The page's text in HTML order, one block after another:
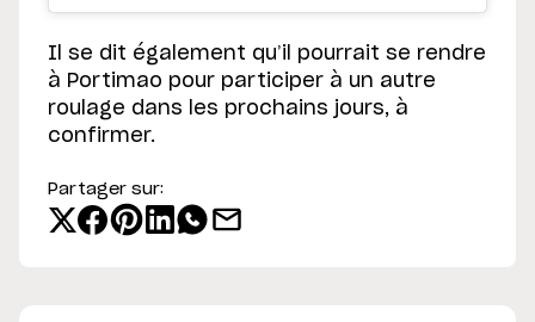
Il se dit également qu’il pourrait se rendre
à Portimao pour participer à un autre
roulage dans les prochains jours, à
confirmer.
Partager sur: